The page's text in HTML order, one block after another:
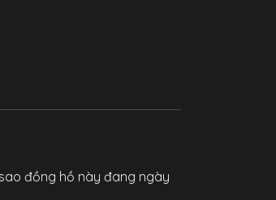
đồng hồ này đang ngày